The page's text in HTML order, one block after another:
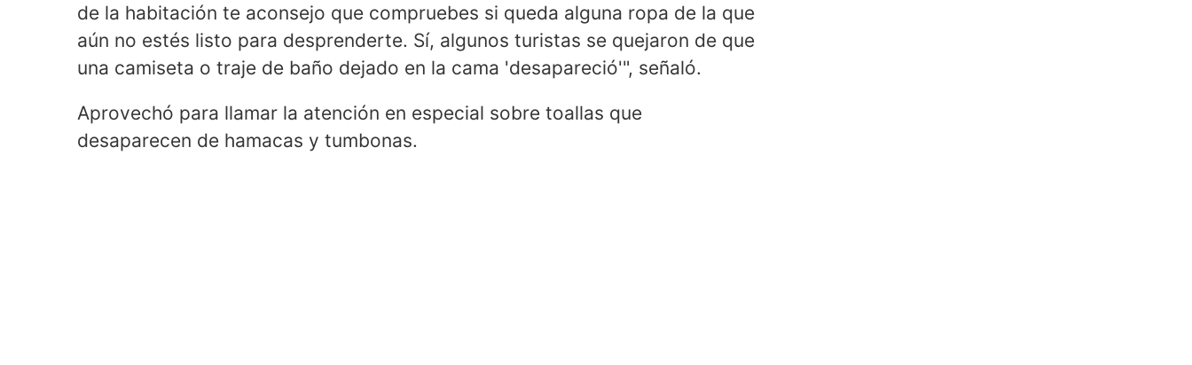
de la habitación te aconsejo que compruebes si queda alguna ropa de la que
aún no estés listo para desprenderte. Sí, algunos turistas se quejaron de que
una camiseta o traje de baño dejado en la cama 'desapareció'", señaló.
Aprovechó para llamar la atención en especial sobre toallas que
desaparecen de hamacas y tumbonas.